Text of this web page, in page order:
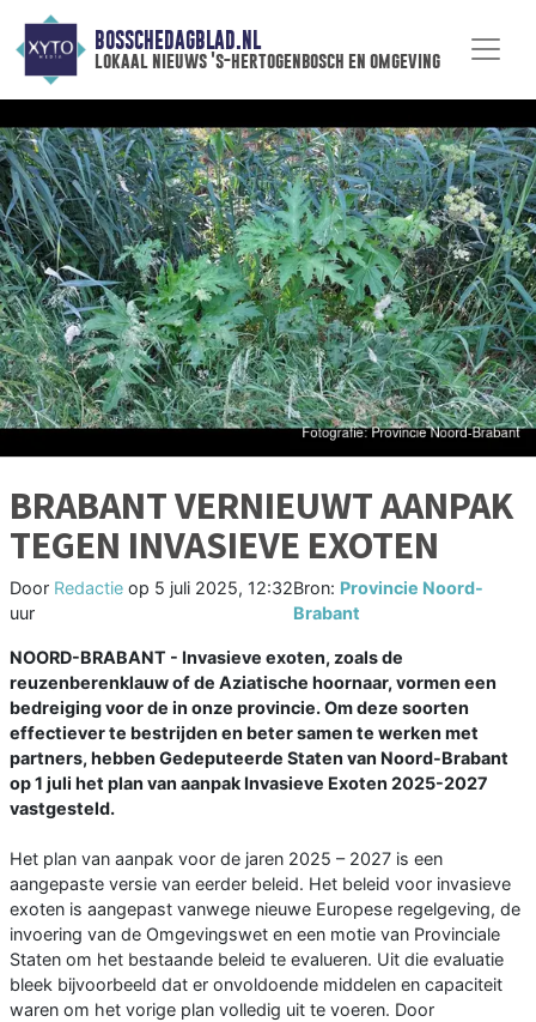
BOSSCHEDAGBLAD.NL
lokaal nieuws 's-hertogenbosch en omgeving
BRABANT VERNIEUWT AANPAK
TEGEN INVASIEVE EXOTEN
Door Redactie op 5 juli 2025, 12:32
uur
Bron: Provincie Noord-
Brabant
NOORD-BRABANT - Invasieve exoten, zoals de
reuzenberenklauw of de Aziatische hoornaar, vormen een
bedreiging voor de in onze provincie. Om deze soorten
effectiever te bestrijden en beter samen te werken met
partners, hebben Gedeputeerde Staten van Noord-Brabant
op 1 juli het plan van aanpak Invasieve Exoten 2025-2027
vastgesteld.
Het plan van aanpak voor de jaren 2025 – 2027 is een
aangepaste versie van eerder beleid. Het beleid voor invasieve
exoten is aangepast vanwege nieuwe Europese regelgeving, de
invoering van de Omgevingswet en een motie van Provinciale
Staten om het bestaande beleid te evalueren. Uit die evaluatie
bleek bijvoorbeeld dat er onvoldoende middelen en capaciteit
waren om het vorige plan volledig uit te voeren. Door